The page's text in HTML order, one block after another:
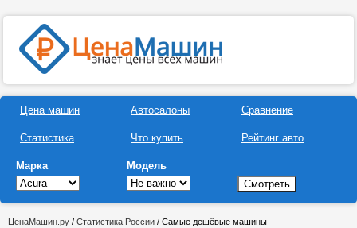
Цена машин
Статистика
Автосалоны
Что купить
Сравнение
Рейтинг авто
Марка Модель
ЦенаМашин.ру / Статистика России / Самые дешёвые машины